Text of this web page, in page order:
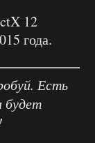
12
года.
Есть
будет